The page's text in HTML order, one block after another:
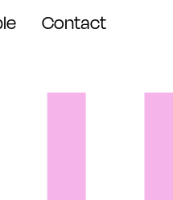
Contact